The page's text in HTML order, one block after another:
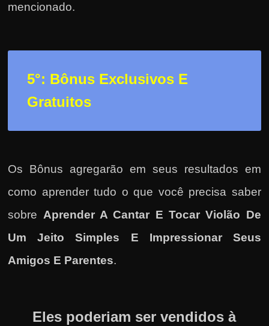
mencionado.
5°: Bônus Exclusivos E
Gratuitos
Os Bônus agregarão em seus resultados em
como aprender tudo o que você precisa saber
sobre Aprender A Cantar E Tocar Violão De
Um Jeito Simples E Impressionar Seus
Amigos E Parentes.
Eles poderiam ser vendidos à